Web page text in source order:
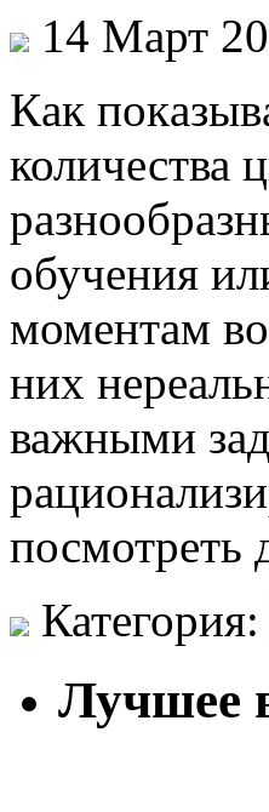
14 Март
Кaк
количества
обучения
моментам
них
важными
Категория:
Лучшее